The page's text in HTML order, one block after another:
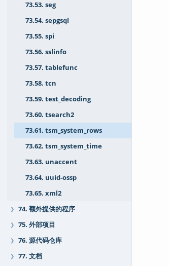
73.53. seg
73.54. sepgsql
73.55. spi
73.56. sslinfo
73.57. tablefunc
73.58. tcn
73.59. test_decoding
73.60. tsearch2
73.61. tsm_system_rows
73.62. tsm_system_time
73.63. unaccent
73.64. uuid-ossp
73.65. xml2
❯ 74. 额外提供的程序
❯ 75. 外部项目
❯ 76. 源代码仓库
❯ 77. 文档